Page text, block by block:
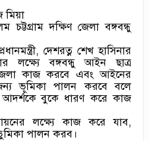
দক্ষিণ জেলা বঙ্গবন্ধু
দেশরত্ন শেখ হাসিনার
লক্ষ্যে বঙ্গবন্ধু আইন ছাত্র
জেলা কাজ করবে এবং আইনের
ভূমিকা পালন করবে বলে
আদর্শকে বুকে ধারণ করে কাজ
লক্ষ্যে কাজ করে যাব,
পালন করব।